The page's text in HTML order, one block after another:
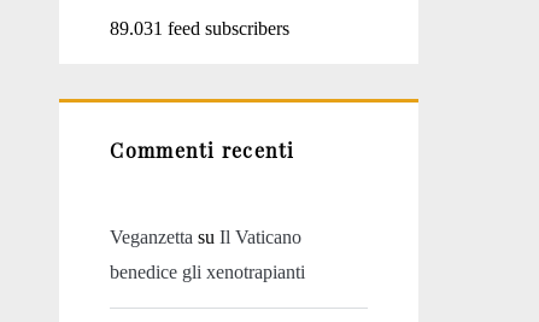
89.031 feed subscribers
Commenti recenti
Veganzetta suIl Vaticano
benedice gli xenotrapianti